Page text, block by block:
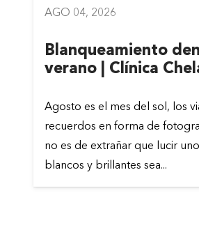
AGO 04, 2026
Blanqueamiento
verano | Clínica
Agosto es el mes del sol, los
recuerdos en forma de
no es de extrañar que lucir
blancos y brillantes sea...